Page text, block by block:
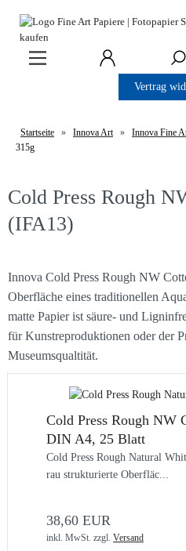
Vertrag
Startseite » Innova Art » Innova Fine
315g
Cold Press Rough
(IFA13)
Innova Cold Press Rough NW
Oberfläche eines traditionellen
matte Papier ist säure- und
für Kunstreproduktionen oder der
Museumsqualtität.
Cold Press Rough NW
DIN A4, 25 Blatt
Cold Press Rough Natural
rau strukturierte Oberfläc...
38,60 EUR
inkl. MwSt. zzgl. Versand